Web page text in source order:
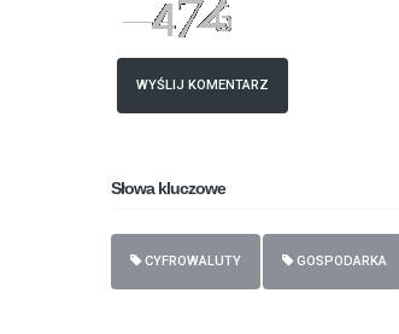
WYŚLIJ KOMENTARZ
Słowa kluczowe
CYFROWALUTY GOSPODARKA